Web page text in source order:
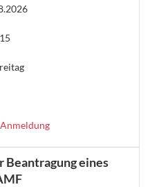
Beantragung eines